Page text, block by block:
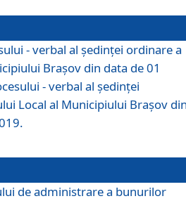
- verbal al şedinţei ordinare a
Brașov din data de 01
- verbal al ședinței
Local al Municipiului Brașov
de administrare a bunurilor